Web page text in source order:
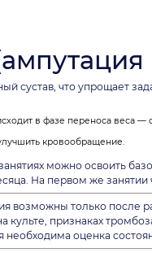
сустав, что упрощает
в фазе переноса веса —
кровообращение.
можно освоить
На первом же занятии
возможны только после
культе, признаках
оценка